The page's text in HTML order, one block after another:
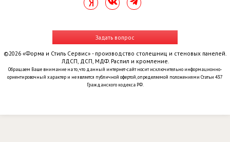
Задать вопрос
©2026 «Форма и Стиль Сервис» - производство столешниц и стеновых панелей.
ЛДСП, ДСП, МДФ. Распил и кромление.
Обращаем Ваше внимание на то, что данный интернет-сайт носит исключительно информационно-
ориентировочный характер и не является публичной офертой, определяемой положениями Статьи 437
Гражданского кодекса РФ.